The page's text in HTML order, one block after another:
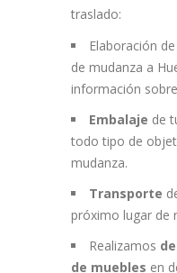
traslado:
Elaboración de
de mudanza a
información
Embalaje de
todo tipo de
mudanza.
Transporte
próximo lugar de
Realizamos
de muebles en